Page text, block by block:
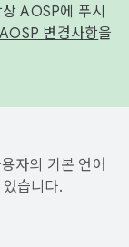
AOSP에 푸시
AOSP 변경사항을
자의 기본 언어
습니다.